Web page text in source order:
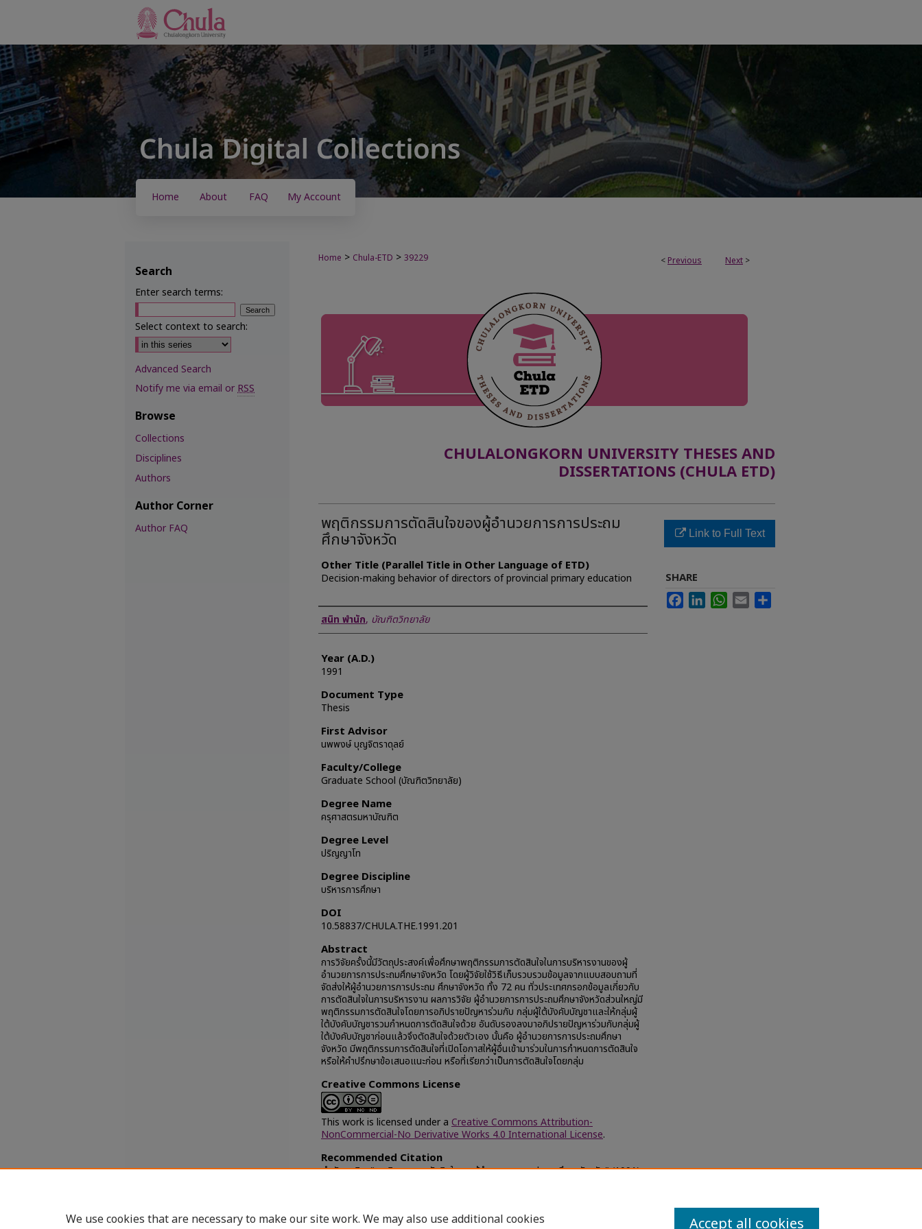
Home About FAQ My Account
< Previous Next >
Home > Chula-ETD > 39229
CHULALONGKORN UNIVERSITY THESES AND
DISSERTATIONS (CHULA ETD)
พฤติกรรมการตัดสินใจของผู้อำนวยการการประถม
ศึกษาจังหวัด
Other Title (Parallel Title in Other Language of ETD)
Decision-making behavior of directors of provincial primary education
Author
สนิท พำนัก, บัณฑิตวิทยาลัย
Year (A.D.)
1991
Document Type
Thesis
First Advisor
นพพงษ์ บุญจิตราดุลย์
Faculty/College
Graduate School (บัณฑิตวิทยาลัย)
Degree Name
ครุศาสตรมหาบัณฑิต
Degree Level
ปริญญาโท
Degree Discipline
บริหารการศึกษา
DOI
10.58837/CHULA.THE.1991.201
Abstract
การวิจัยครั้งนี้มีวัตถุประสงค์เพื่อศึกษาพฤติกรรมการตัดสินใจในการบริหารงานของผู้
อำนวยการการประถมศึกษาจังหวัด โดยผู้วิจัยใช้วิธีเก็บรวบรวมข้อมูลจากแบบสอบถามที่
จัดส่งให้ผู้อำนวยการการประถม ศึกษาจังหวัด ทั้ง 72 คน ทั่วประเทศกรอกข้อมูลเกี่ยวกับ
การตัดสินใจในการบริหารงาน ผลการวิจัย ผู้อำนวยการการประถมศึกษาจังหวัดส่วนใหญ่มี
พฤติกรรมการตัดสินใจโดยการอภิปรายปัญหาร่วมกับ กลุ่มผู้ใต้บังคับบัญชาและให้กลุ่มผู้
ใต้บังคับบัญชารวมกำหนดการตัดสินใจด้วย อันดับรองลงมาอภิปรายปัญหาร่วมกับกลุ่มผู้
ใต้บังคับบัญชาก่อนแล้วจึงตัดสินใจด้วยตัวเอง นั้นคือ ผู้อำนวยการการประถมศึกษา
จังหวัด มีพฤติกรรมการตัดสินใจที่เปิดโอกาสให้ผู้อื่นเข้ามาร่วมในการกำหนดการตัดสินใจ
หรือให้คำปรึกษาข้อเสนอแนะก่อน หรือที่เรียกว่าเป็นการตัดสินใจโดยกลุ่ม
Creative Commons License
This work is licensed under a Creative Commons Attribution-
NonCommercial-No Derivative Works 4.0 International License.
Recommended Citation
พำนัก, สนิท, "พฤติกรรมการตัดสินใจของผู้อำนวยการการประถมศึกษาจังหวัด" (1991).
Link to Full Text
SHARE
FacebookLinkedInWhatsApp
Email
Search
Enter search terms:
Select context to search:
Advanced Search
Notify me via email or RSS
Browse
Collections
Disciplines
Authors
Author Corner
Author FAQ
We use cookies that are necessary to make our site work. We may also use additional cookies
Accept all cookies